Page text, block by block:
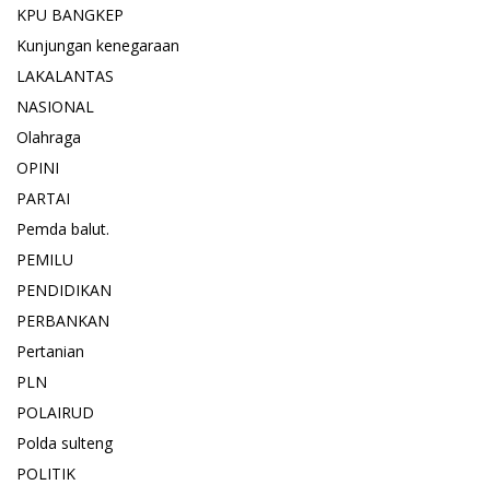
KPU BANGKEP
Kunjungan kenegaraan
LAKALANTAS
NASIONAL
Olahraga
OPINI
PARTAI
Pemda balut.
PEMILU
PENDIDIKAN
PERBANKAN
Pertanian
PLN
POLAIRUD
Polda sulteng
POLITIK